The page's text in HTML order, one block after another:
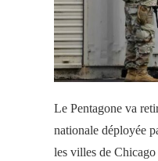
Le Pentagone va
nationale déployée
les villes de